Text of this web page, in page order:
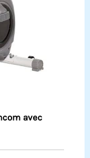
avec